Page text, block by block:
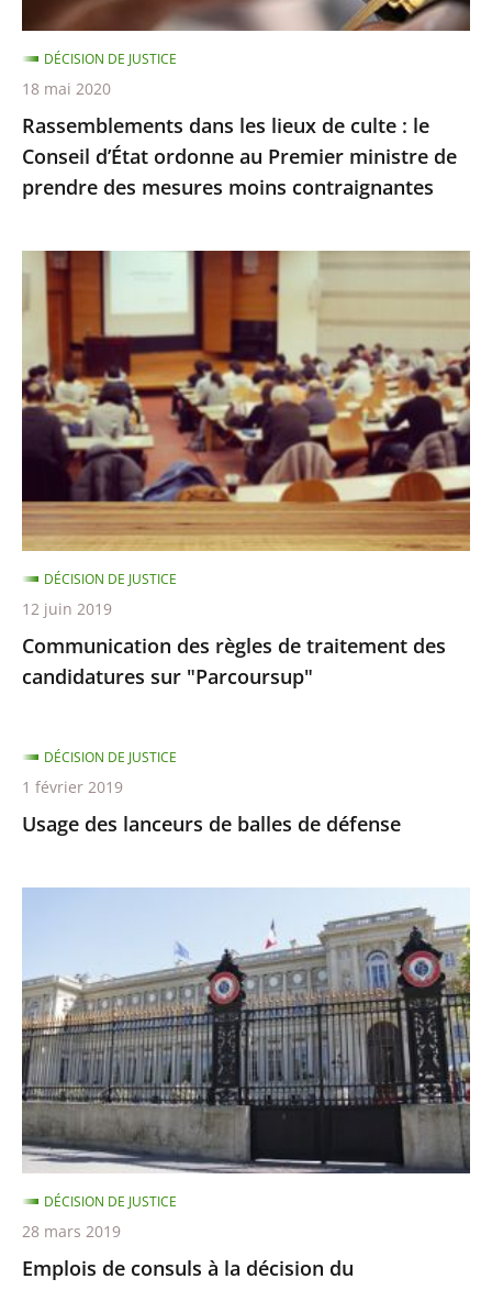
d’État
ordonne
au
Premier
ministre
de
des
mesures
moins
contraignantes
Rassemblements dans les lieux de culte : le
Conseil d’État ordonne au Premier ministre de
prendre des mesures moins contraignantes
DÉCISION DE JUSTICE
18 mai 2020
Communication
des
traitement
des
candidatures
"Parcoursup"
Communication des règles de traitement des
candidatures sur "Parcoursup"
DÉCISION DE JUSTICE
12 juin 2019
Usage des lanceurs de balles de défense
DÉCISION DE JUSTICE
1 février 2019
à
la
décision
du
Gouvernement
Emplois de consuls à la décision du
DÉCISION DE JUSTICE
28 mars 2019